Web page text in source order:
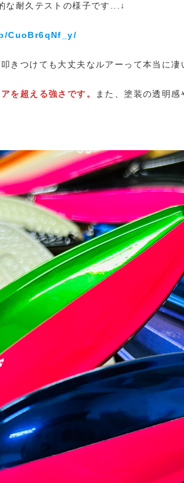
な耐久テストの様子です...↓
CuoBr6qNf_y/
きつけても大丈夫なルアーって本当に凄
を超える強さです。
また、塗装の透明